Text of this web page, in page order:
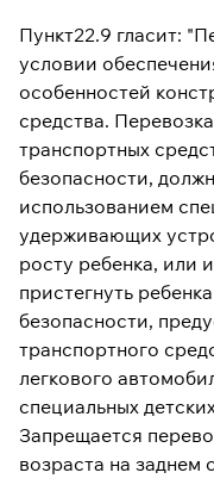
Пункт22.9 гласит:
условии
особенностей
средства.
транспортных
безопасности,
использованием
удерживающих
росту ребенка, или
пристегнуть
безопасности,
транспортного
легкового
специальных
Запрещается
возраста на заднем